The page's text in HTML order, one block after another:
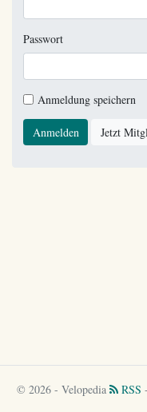
Passwort
Anmeldung speichern
Anmelden Jetzt
© 2026 - Velopedia RSS